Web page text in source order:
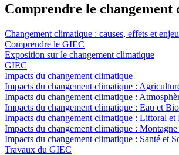
Comprendre le changement
Changement climatique : causes, effets et
Comprendre le GIEC
Exposition sur le changement climatique
GIEC
Impacts du changement climatique
Impacts du changement climatique :
Impacts du changement climatique :
Impacts du changement climatique : Eau et
Impacts du changement climatique : Littoral
Impacts du changement climatique :
Impacts du changement climatique : Santé et
Travaux du GIEC